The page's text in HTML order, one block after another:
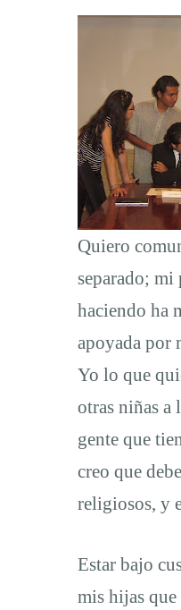
Quiero
separado;
haciendo ha
apoyada por
Yo lo que
otras niñas a
gente que
creo que
religiosos, y
Estar bajo
mis hijas que